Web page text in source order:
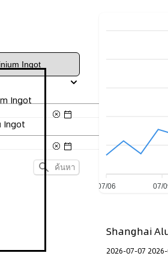
Ingot
Ingot
ค้นหา
07/06 07/
Shanghai
2026-07-07